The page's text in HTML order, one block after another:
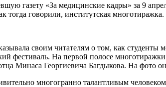
газету «За медицинские кадры» за 9
тогда говорили, институтская многотиражка.
своим читателям о том, как
фестиваль. На первой полосе
Минаса Георгиевича Багдыкова. На фото
многогранно талантливым